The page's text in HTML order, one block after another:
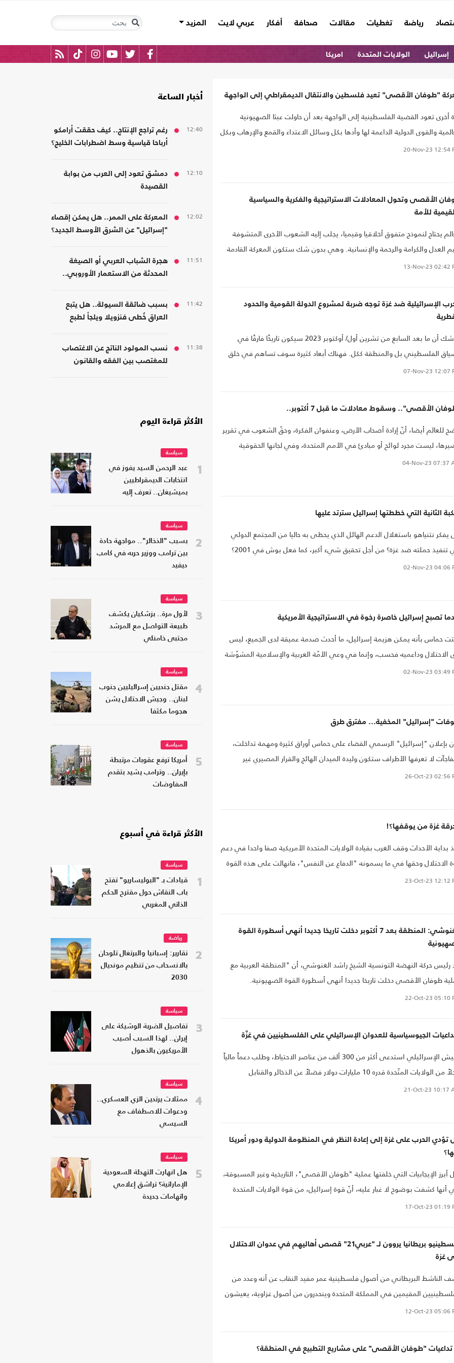
رياضة تغطيات مقالات صحافة أفكار عربي لايت المزيد
إسرائيل الولايات المتحدة امريكا
"طوفان الأقصى" تعيد فلسطين والانتقال الديمقراطي إلى الواجهة
أخرى تعود القضية الفلسطينية إلى الواجهة بعد أن حاولت عبثا الصهيونية
والقوى الدولية الداعمة لها وأدها بكل وسائل الاعتداء والقمع والإرهاب وبكل
المكر والخداع والخبث والدهاء السياسي عبر المفاوضات ومزيد المفاوضات
20-Nov-23 12:54
الأقصى وتحول المعادلات الاستراتيجية والفكرية والسياسية
للأمة
يحتاج لنموذج متفوق أخلاقيا وقيميا، يجلب إليه الشعوب الأخرى المتشوفة
العدل والكرامة والرحمة والإنسانية. وهي بدون شك ستكون المعركة القادمة
ينبغي أن يتم الإعداد لها، فالتزاحم على استعمال منطق القوة، لن يقدم إلا
13-Nov-23 02:42
الإسرائيلية ضد غزة توجه ضربة لمشروع الدولة القومية والحدود
لا شك أن ما بعد السابع من تشرين أول/ أوكتوبر 2023 سيكون تاريخًا فارقًا في
الفلسطيني بل والمنطقة ككل. فهناك أبعاد كثيرة سوف تساهم في خلق
جديد سواء من ناحية النظر والتعامل مع إسرائيل كقوة إقليمية متفوقة في
07-Nov-23 12:07
الأقصى".. وسقوط معادلات ما قبل 7 أكتوبر..
للعالم أيضا، أنّ إرادة أصحاب الأرض، وعنفوان الفكرة، وحقّ الشعوب في تقرير
ليست مجرد لوائح أو مبادئ في الأمم المتحدة، وفي لجانها الحقوقية
عنها، إنما هي ثوابت عقدية، بالمعنى السياسي والقيمي والديني
04-Nov-23 07:37
الثانية التي خططتها إسرائيل سترتد عليها
نتنياهو باستغلال الدعم الهائل الذي يحظى به حاليا من المجتمع الدولي
في تنفيذ حملته ضد غزة؟ من أجل تحقيق شيء أكبر، كما فعل بوش في 2001؟
أومأ زعيم المعارضة الإسرائيلية، بيني غانتز، هو الآخر إلى شيء أكبر، حين
02-Nov-23 04:06
تصبح إسرائيل خاصرة رخوة في الاستراتيجية الأمريكية
حماس بأنه يمكن هزيمة إسرائيل، ما أحدث صدمة عميقة لدى الجميع، ليس
الاحتلال وداعميه فحسب، وإنما في وعي الأمّة العربية والإسلامية المشوّشة
بإمكانية هزيمة المحتل الذي هو انعكاس لقوة الولايات المتحدة الأمريكية
02-Nov-23 03:49
"إسرائيل" المخفية… مفترق طرق
بإعلان "إسرائيل" الرسمي القضاء على حماس أوراق كثيرة ومهمة تداخلت،
لا تعرفها الأطراف ستكون وليدة الميدان الهائج والقرار المصيري غير
في الصراع.
26-Oct-23 02:56
غزة من يوقفها؟!
بداية الأحداث وقف الغرب بقيادة الولايات المتحدة الأمريكية صفا واحدا في دعم
الاحتلال وحقها في ما يسمونه "الدفاع عن النفس"، فانهالت على هذه القوة
أنواع الدعم من كل حدب وصوب وترك الشعب الفلسطيني وحده يتلقى
23-Oct-23 12:12
الغنوشي: المنطقة بعد 7 أكتوبر دخلت تاريخا جديدا أنهى أسطورة القوة
رئيس حركة النهضة التونسية الشيخ راشد الغنوشي، أن "المنطقة العربية مع
طوفان الأقصى دخلت تاريخا جديدا أنهى أسطورة القوة الصهيونية.
22-Oct-23 05:10
الجيوسياسية للعدوان الإسرائيلي على الفلسطينيين في غزّة
الجيش الإسرائيلي استدعى أكثر من 300 ألف من عناصر الاحتياط، وطلب دعماً مالياً
عاجلاً من الولايات المتّحدة قدره 10 مليارات دولار فضلاً عن الذخائر والقنابل
وعلاوة على ذلك، فقد أرسلت الولايات المتّحدة عدداً من قواتها الخاصة
21-Oct-23 10:17
تؤدي الحرب على غزة إلى إعادة النظر في المنظومة الدولية ودور أمريكا
أبرز الإيجابيات التي خلفتها عملية "طوفان الأقصى"، التاريخية وغير المسبوقة،
أنها كشفت بوضوح لا غبار عليه، أنّ قوة إسرائيل، من قوة الولايات المتحدة
وأنّ هذه الدولة "العظمى" في العالم، لا تدعم إسرائيل وتساندها
17-Oct-23 01:19
فلسطينيو بريطانيا يروون لـ "عربي21" قصص أهاليهم في عدوان الاحتلال
غزة
الناشط البريطاني من أصول فلسطينية عمر مفيد النقاب عن أنه وعدد من
المقيمين في المملكة المتحدة وينحدرون من أصول غزاوية، يعيشون
صعبة للغاية بسبب الأضرار التي لحقت بغزة وبأهلهم في القطاع الذين
12-Oct-23 05:06
تداعيات "طوفان الأقصى" على مشاريع التطبيع في المنطقة؟
أخبار الساعة
12:40
رغم تراجع الإنتاج.. كيف حققت أرامكو
أرباحا قياسية وسط اضطرابات الخليج؟
12:10
دمشق تعود إلى العرب من بوابة
القصيدة
12:02
المعركة على الممر.. هل يمكن إقصاء
"إسرائيل" عن الشرق الأوسط الجديد؟
11:51
هجرة الشباب العربي أو الصيغة
المحدثة من الاستعمار الأوروبي..
11:42
بسبب ضائقة السيولة.. هل يتبع
العراق خُطى فنزويلا ويلجأ لطبع
11:38
نسب المولود الناتج عن الاغتصاب
للمغتصب بين الفقه والقانون
الأكثر قراءة اليوم
1
سياسة
عبد الرحمن السيد يفوز في
انتخابات الديمقراطيين
بميشيغان.. تعرف إليه
2
سياسة
بسبب "الذخائر".. مواجهة حادة
بين ترامب ووزير حربه في كامب
ديفيد
3
سياسة
لأول مرة.. بزشكيان يكشف
طبيعة التواصل مع المرشد
مجتبى خامنئي
4
سياسة
مقتل جنديين إسرائيليين جنوب
لبنان.. وجيش الاحتلال يشن
هجوما مكثفا
5
سياسة
أمريكا ترفع عقوبات مرتبطة
بإيران.. وترامب يشيد بتقدم
المفاوضات
الأكثر قراءة في أسبوع
1
سياسة
قيادات بـ "البوليساريو" تفتح
باب النقاش حول مقترح الحكم
الذاتي المغربي
2
رياضة
تقارير: إسبانيا والبرتغال تلوحان
بالانسحاب من تنظيم مونديال
2030
3
سياسة
تفاصيل الضربة الوشيكة على
إيران.. لهذا السبب أصيب
الأمريكيون بالذهول
4
سياسة
ممثلات يرتدين الزي العسكري..
ودعوات للاصطفاف مع
السيسي
5
سياسة
هل انهارت التهدئة السعودية
الإماراتية؟ تراشق إعلامي
واتهامات جديدة